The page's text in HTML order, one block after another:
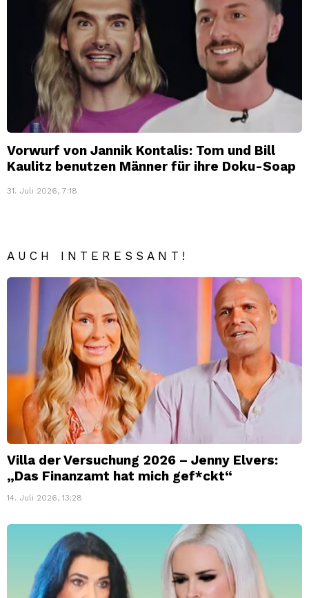
Vorwurf von Jannik Kontalis: Tom und Bill
Kaulitz benutzen Männer für ihre Doku-Soap
31. Juli 2026, 7:18
AUCH INTERESSANT!
Villa der Versuchung 2026 – Jenny Elvers:
„Das Finanzamt hat mich gef*ckt“
14. Juli 2026, 13:28